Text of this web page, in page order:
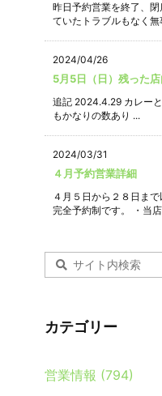
昨日予約営業を終了、
ていたトラブルもなく無
2024/04/26
5月5日（日）残った
追記 2024.4.29 カレー
もかなりの数あり ...
2024/03/31
４月予約営業詳細
４月５日から２８日ま
完全予約制です。 ・当
カテゴリー
営業情報 (794)